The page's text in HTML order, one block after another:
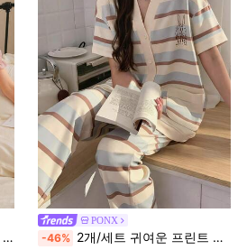
PONX
-46% 2개/세트 귀여운 프린트 여성 파자마 봄 여름 가을 브이넥 반팔 긴바지 피부 친화적 라운지웨어 세트